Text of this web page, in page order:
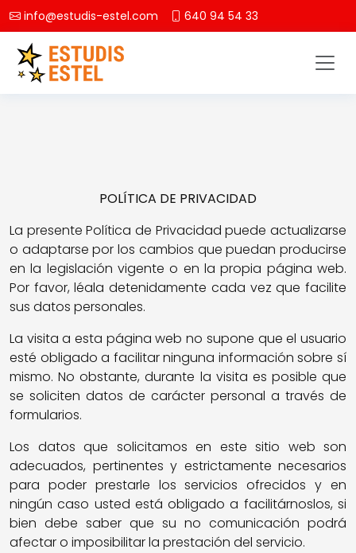
info@estudis-estel.com 640 94 54 33
POLÍTICA DE PRIVACIDAD
La presente Política de Privacidad puede actualizarse
o adaptarse por los cambios que puedan producirse
en la legislación vigente o en la propia página web.
Por favor, léala detenidamente cada vez que facilite
sus datos personales.
La visita a esta página web no supone que el usuario
esté obligado a facilitar ninguna información sobre sí
mismo. No obstante, durante la visita es posible que
se soliciten datos de carácter personal a través de
formularios.
Los datos que solicitamos en este sitio web son
adecuados, pertinentes y estrictamente necesarios
para poder prestarle los servicios ofrecidos y en
ningún caso usted está obligado a facilitárnoslos, si
bien debe saber que su no comunicación podrá
afectar o imposibilitar la prestación del servicio.